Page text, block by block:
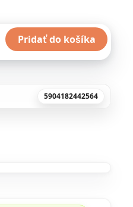
Pridať do košíka
5904182442564